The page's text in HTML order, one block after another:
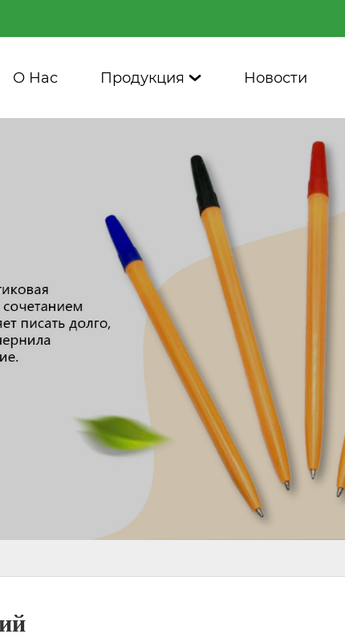
О Нас Продукция  Новости